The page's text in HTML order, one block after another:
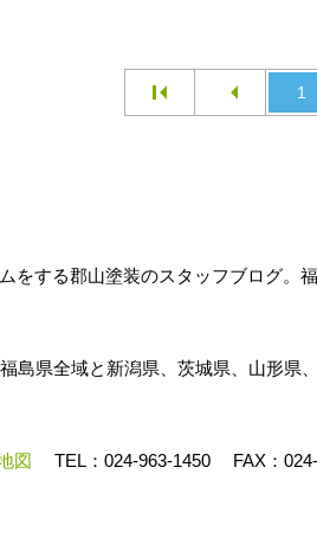
1
をする郡山塗装のスタッフブログ
島県全域と新潟県、茨城県、山形県
図 TEL： 024-963-1450 FAX：